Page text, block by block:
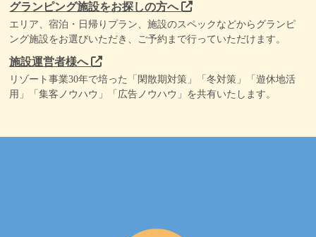
グランピング施設をお探しの方へ
エリア、宿泊・日帰りプラン、施設のスペックなどからグランピ
ング施設をお選びいただき、ご予約まで行っていただけます。
施設運営者様へ
リゾート事業30年で培った「閑散期対策」「冬対策」「遊休地活
用」「集客ノウハウ」「広告ノウハウ」を共有いたします。